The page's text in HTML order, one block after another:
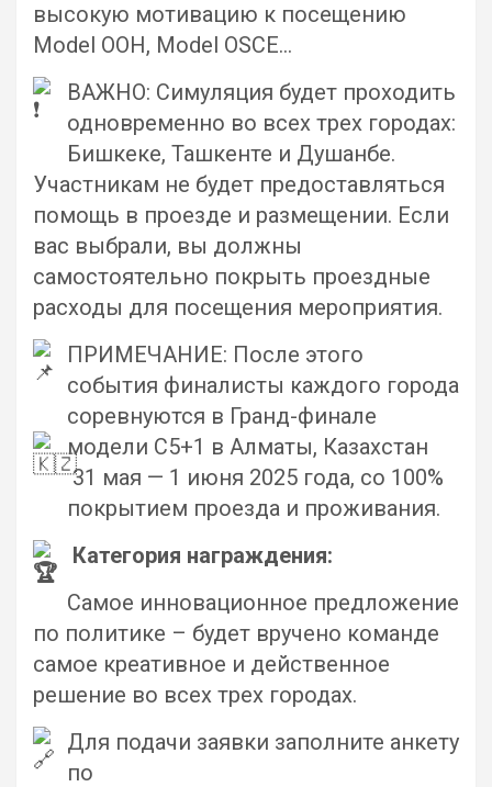
высокую мотивацию к посещению
Model ООН, Model OSCE…
ВАЖНО: Симуляция будет проходить
одновременно во всех трех городах:
Бишкеке, Ташкенте и Душанбе.
Участникам не будет предоставляться
помощь в проезде и размещении. Если
вас выбрали, вы должны
самостоятельно покрыть проездные
расходы для посещения мероприятия.
ПРИМЕЧАНИЕ: После этого
события финалисты каждого города
соревнуются в Гранд-финале
модели C5+1 в Алматы, Казахстан
31 мая — 1 июня 2025 года, со 100%
покрытием проезда и проживания.
Категория награждения:
Самое инновационное предложение
по политике – будет вручено команде
самое креативное и действенное
решение во всех трех городах.
Для подачи заявки заполните анкету
по